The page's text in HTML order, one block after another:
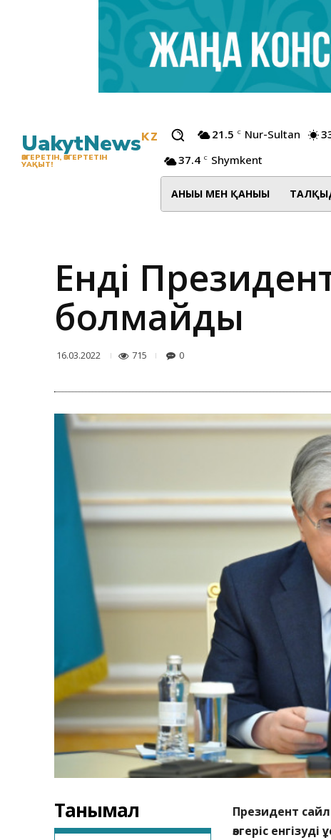
UakytNewsKZ
ӨЗГЕРЕТІН, ӨЗГЕРТЕТІН
УАҚЫТ!
21.5 C Nur-Sultan
37.4 C Shymkent
АНЫҒЫ МЕН ҚАНЫҒЫ
Енді
болмайды
16.03.2022 715 0
Танымал
Президент
өзгеріс